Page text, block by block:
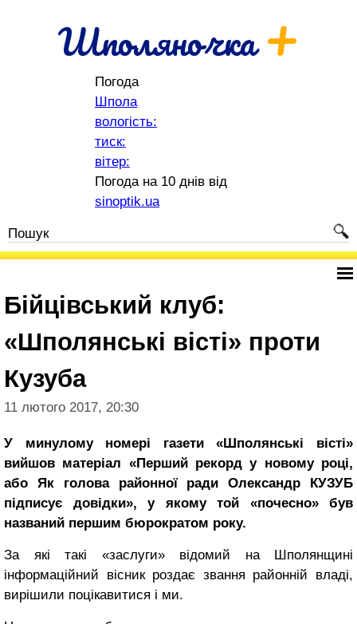
Шполяночка+
Погода
Шпола
вологість:
тиск:
вітер:
Погода на 10 днів від
sinoptik.ua
Бійцівський клуб:
«Шполянські вісті» проти
Кузуба
11 лютого 2017, 20:30
У минулому номері газети «Шполянські вісті»
вийшов матеріал «Перший рекорд у новому році,
або Як голова районної ради Олександр КУЗУБ
підписує довідки», у якому той «почесно» був
названий першим бюрократом року.
За які такі «заслуги» відомий на Шполянщині
інформаційний вісник роздає звання районній владі,
вирішили поцікавитися і ми.